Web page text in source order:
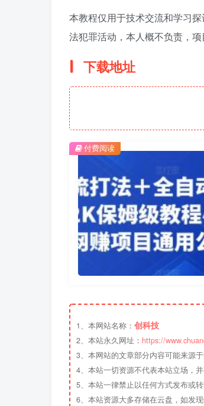
本教程仅用于技术交流和学习
法犯罪活动，本人概不负责，项
下载地址
付费阅读
1、本网站名称： 创科技
2、本站永久网址： https://
3、本网站的文章部分内容可能来源
4、本站一切资源不代表本站立场，
5、本站一律禁止以任何方式发布或
6、本站资源大多存储在云盘，如发